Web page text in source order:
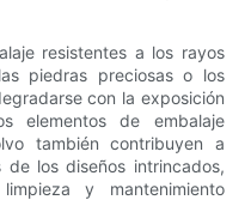
resistentes a los rayos
piedras preciosas o los
con la exposición
elementos de embalaje
también contribuyen a
de los diseños intrincados,
y mantenimiento